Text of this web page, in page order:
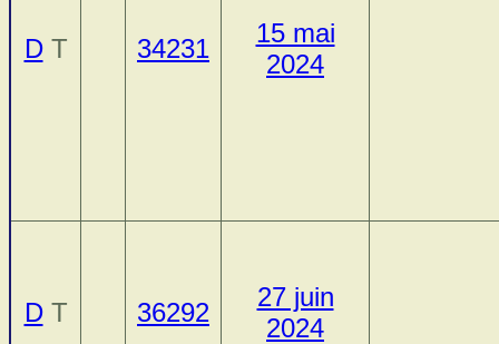
DT 34231
15 mai
2024
DT 36292
27 juin
2024